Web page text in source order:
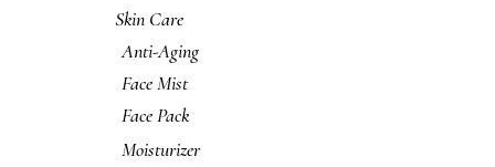
Skin Care
Anti-Aging
Face Mist
Face Pack
Moisturizer